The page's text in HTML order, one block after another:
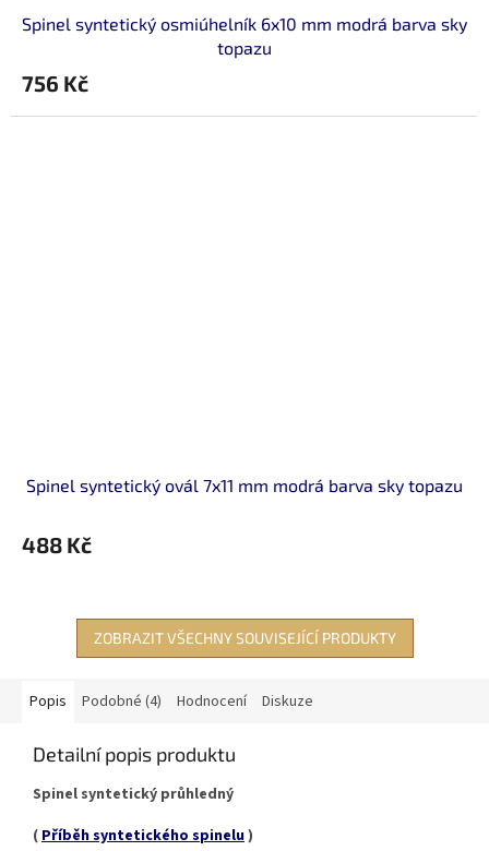
Spinel syntetický osmiúhelník 6x10 mm modrá barva sky
topazu
756 Kč
Spinel syntetický ovál 7x11 mm modrá barva sky topazu
488 Kč
ZOBRAZIT VŠECHNY SOUVISEJÍCÍ PRODUKTY
Popis Podobné (4) Hodnocení Diskuze
Detailní popis produktu
Spinel syntetický průhledný
(Příběh syntetického spinelu)